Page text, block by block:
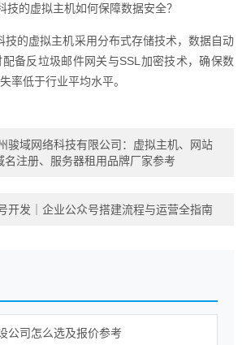
技的虚拟主机如何保障数据安全？
技的虚拟主机采用分布式存储技术，数据自动
备反垃圾邮件网关与SSL加密技术，确保数
率低于行业平均水平。
骏域网络科技有限公司：虚拟主机、网站
名注册、服务器租用品牌厂家参考
开发｜企业公众号搭建流程与运营全指南
公司怎么选及报价参考